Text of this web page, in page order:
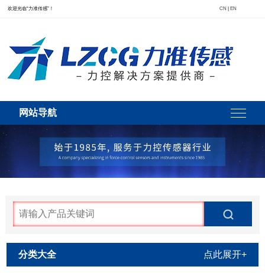
欢迎光临“力准传感”！ CN EN
网站导航
分类大全 点此展开+